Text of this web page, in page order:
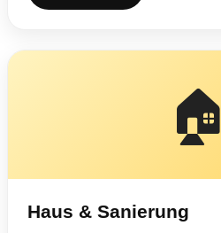
🏠
Haus & Sanierung